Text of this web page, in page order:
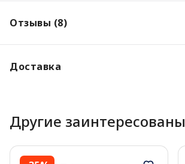
Отзывы (8)
Доставка
Другие заинтересованы